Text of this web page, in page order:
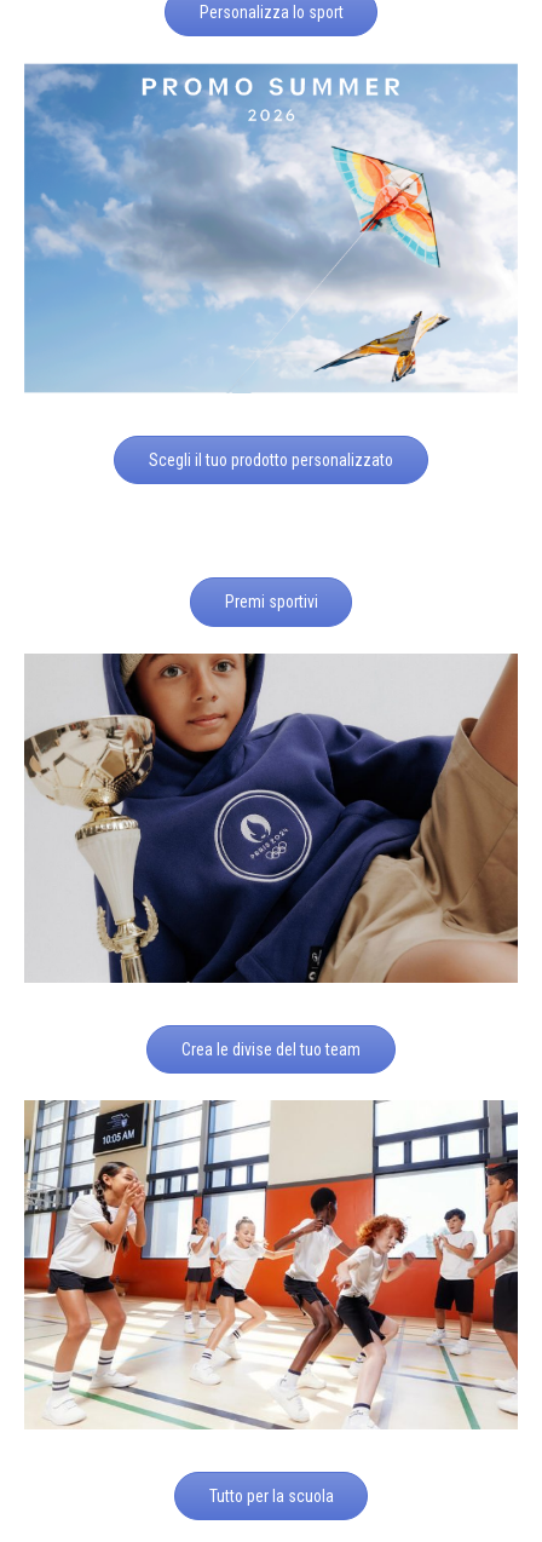
Personalizza lo sport
Scegli il tuo prodotto personalizzato
Premi sportivi
Crea le divise del tuo team
Tutto per la scuola